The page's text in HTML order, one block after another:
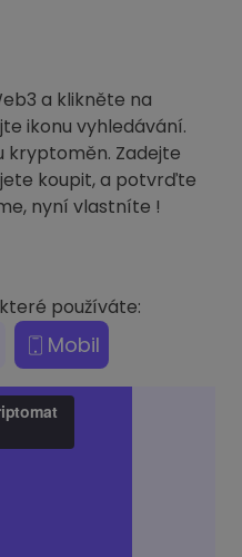
a klikněte na
ikonu vyhledávání.
kryptoměn. Zadejte
koupit, a potvrďte
nyní vlastníte !
používáte:
Mobil